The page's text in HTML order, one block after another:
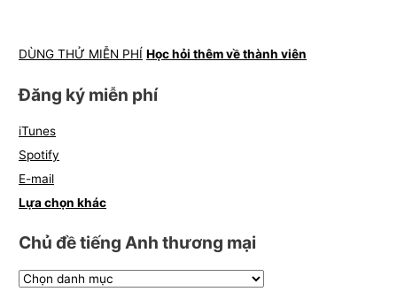
DÙNG THỬ MIỄN PHÍ Học hỏi thêm về thành viên
Đăng ký miễn phí
iTunes
Spotify
E-mail
Lựa chọn khác
Chủ đề tiếng Anh thương mại